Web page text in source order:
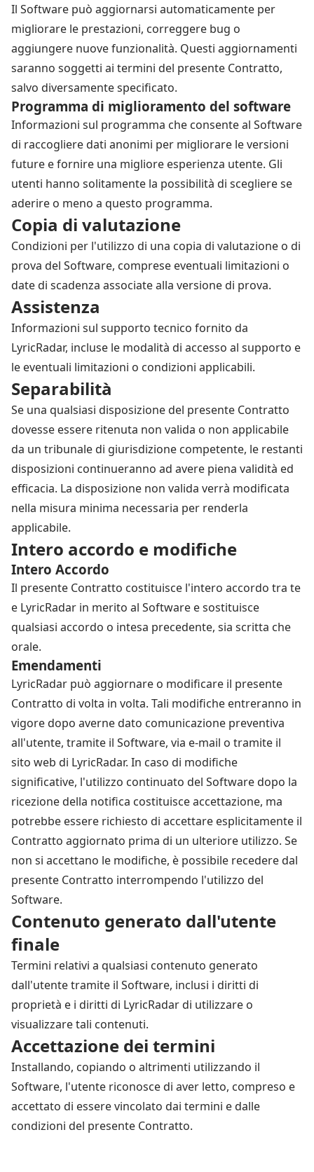
Il Software può aggiornarsi automaticamente per
migliorare le prestazioni, correggere bug o
aggiungere nuove funzionalità. Questi aggiornamenti
saranno soggetti ai termini del presente Contratto,
salvo diversamente specificato.
Programma di miglioramento del software
Informazioni sul programma che consente al Software
di raccogliere dati anonimi per migliorare le versioni
future e fornire una migliore esperienza utente. Gli
utenti hanno solitamente la possibilità di scegliere se
aderire o meno a questo programma.
Copia di valutazione
Condizioni per l'utilizzo di una copia di valutazione o di
prova del Software, comprese eventuali limitazioni o
date di scadenza associate alla versione di prova.
Assistenza
Informazioni sul supporto tecnico fornito da
LyricRadar, incluse le modalità di accesso al supporto e
le eventuali limitazioni o condizioni applicabili.
Separabilità
Se una qualsiasi disposizione del presente Contratto
dovesse essere ritenuta non valida o non applicabile
da un tribunale di giurisdizione competente, le restanti
disposizioni continueranno ad avere piena validità ed
efficacia. La disposizione non valida verrà modificata
nella misura minima necessaria per renderla
applicabile.
Intero accordo e modifiche
Intero Accordo
Il presente Contratto costituisce l'intero accordo tra te
e LyricRadar in merito al Software e sostituisce
qualsiasi accordo o intesa precedente, sia scritta che
orale.
Emendamenti
LyricRadar può aggiornare o modificare il presente
Contratto di volta in volta. Tali modifiche entreranno in
vigore dopo averne dato comunicazione preventiva
all'utente, tramite il Software, via e-mail o tramite il
sito web di LyricRadar. In caso di modifiche
significative, l'utilizzo continuato del Software dopo la
ricezione della notifica costituisce accettazione, ma
potrebbe essere richiesto di accettare esplicitamente il
Contratto aggiornato prima di un ulteriore utilizzo. Se
non si accettano le modifiche, è possibile recedere dal
presente Contratto interrompendo l'utilizzo del
Software.
Contenuto generato dall'utente
finale
Termini relativi a qualsiasi contenuto generato
dall'utente tramite il Software, inclusi i diritti di
proprietà e i diritti di LyricRadar di utilizzare o
visualizzare tali contenuti.
Accettazione dei termini
Installando, copiando o altrimenti utilizzando il
Software, l'utente riconosce di aver letto, compreso e
accettato di essere vincolato dai termini e dalle
condizioni del presente Contratto.